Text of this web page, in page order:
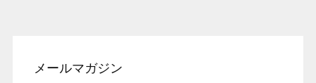
メールマガジン